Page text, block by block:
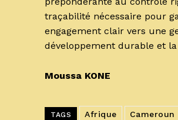
traçabilité nécessaire pour
engagement clair vers une
développement durable et
Moussa KONE
TAGS Afrique Cameroun